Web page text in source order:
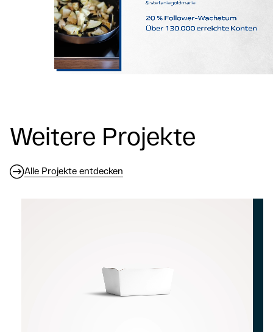
Weitere Projekte
Alle Projekte entdecken